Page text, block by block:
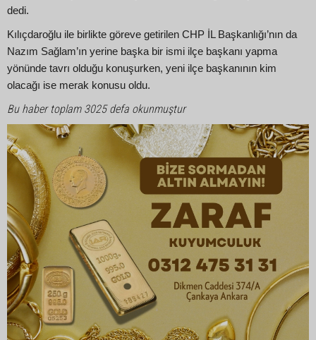
dedi.
Kılıçdaroğlu ile birlikte göreve getirilen CHP İL Başkanlığı’nın da
Nazım Sağlam’ın yerine başka bir ismi ilçe başkanı yapma
yönünde tavrı olduğu konuşurken, yeni ilçe başkanının kim
olacağı ise merak konusu oldu.
Bu haber toplam 3025 defa okunmuştur